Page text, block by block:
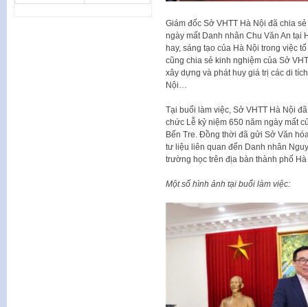
Giám đốc Sở VHTT Hà Nội đã chia
ngày mất Danh nhân Chu Văn An tại
hay, sáng tạo của Hà Nội trong việc
cũng chia sẻ kinh nghiệm của Sở
xây dựng và phát huy giá trị các di
Nội…
Tại buổi làm việc, Sở VHTT Hà Nội
chức Lễ kỷ niệm 650 năm ngày mất
Bến Tre. Đồng thời đã gửi Sở Văn
tư liệu liên quan đến Danh nhân
trường học trên địa bàn thành phố Hà
Một số hình ảnh tại buổi làm việc: